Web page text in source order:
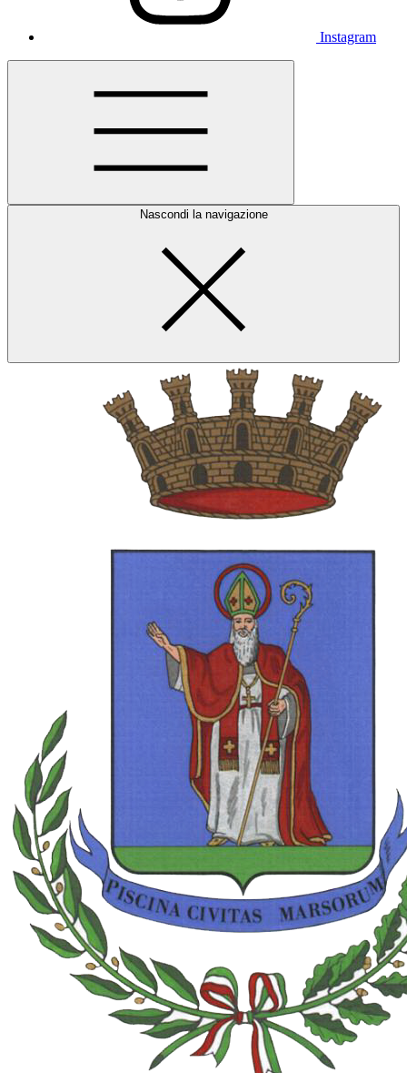
Instagram
Nascondi la navigazione